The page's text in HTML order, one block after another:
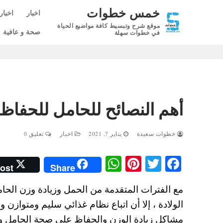
خمس خطوات
موقع شرح وتبسيط كافة مواضيع الحياة
في خطوات سهلة
اخبار
صحة و عافية
أهم النصائح للحامل
خطوات سعيدة يناير 7, 2021 اخبار تعليق 0
Fa
ce
bo
ok
T
wi
tte
r
Pi
er
es
W
ha
ts
A
Share
مع الفترات المتقدمة من الحمل وزيادة وزن
الولادة ، إلا أن اتباع نظام غذائي سليم
مشاكل زيادة الوزن والحفاظ علي صحة